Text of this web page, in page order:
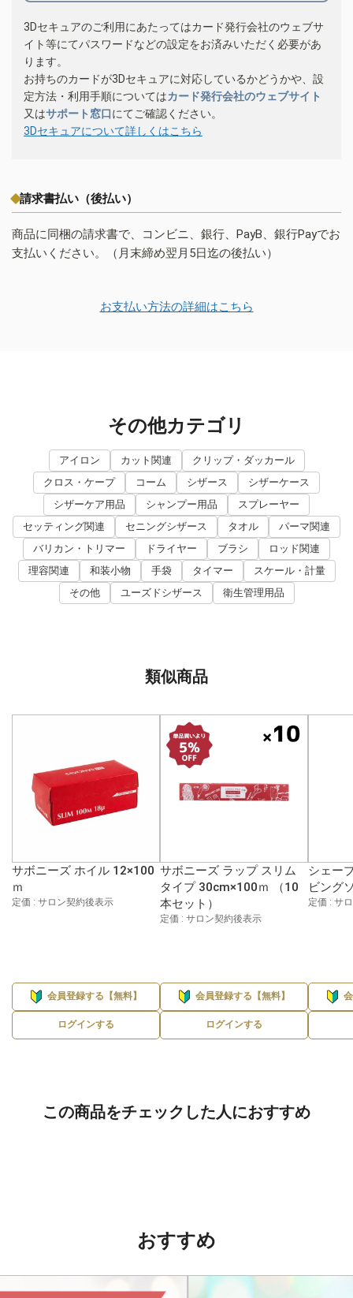
3Dセキュアのご利用にあたってはカード発行会社のウェブサ
イト等にてパスワードなどの設定をお済みいただく必要があ
ります。
お持ちのカードが3Dセキュアに対応しているかどうかや、設
定方法・利用手順についてはカード発行会社のウェブサイト
又はサポート窓口にてご確認ください。
3Dセキュアについて詳しくはこちら
請求書払い（後払い）
商品に同梱の請求書で、コンビニ、銀行、PayB、銀行Payでお
支払いください。（月末締め翌月5日迄の後払い）
お支払い方法の詳細はこちら
その他カテゴリ
アイロン カット関連
クリップ・ダッカール
クロス・ケープ
コーム シザース
シザーケース
シザーケア用品
シャンプー用品
スプレーヤー
セッティング関連
セニングシザース タオル
パーマ関連
バリカン・トリマー
ドライヤー ブラシ
ロッド関連
理容関連
和装小物 手袋 タイマー
スケール・計量
その他
ユーズドシザース 衛生管理用品
類似商品
サボニーズ ホイル 12×100
ｍ
定価 : サロン契約後表示
会員登録する【無料】
ログインする
サボニーズ ラップ スリム
タイプ 30cm×100ｍ （10
本セット）
定価 : サロン契約後表示
会員登録する【無料】
ログインする
シェー
ビング
定価 : サ
この商品をチェックした人におすすめ
おすすめ